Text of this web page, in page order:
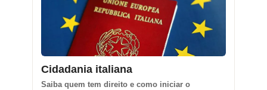
Cidadania italiana
Saiba quem tem direito e como iniciar o